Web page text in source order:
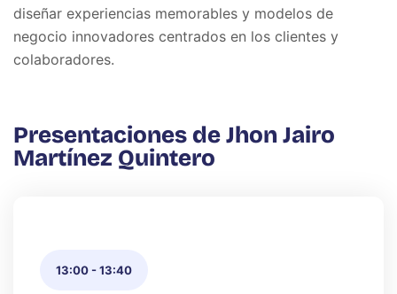
diseñar experiencias memorables y modelos de
negocio innovadores centrados en los clientes y
colaboradores.
Presentaciones de Jhon Jairo
Martínez Quintero
13:00 -13:40